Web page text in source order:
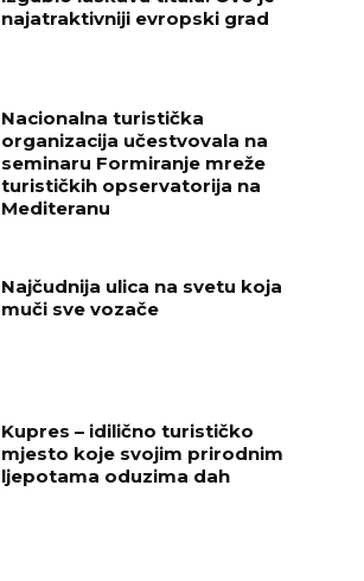
najatraktivniji evropski grad
Nacionalna turistička
organizacija učestvovala na
seminaru Formiranje mreže
turističkih opservatorija na
Mediteranu
Najčudnija ulica na svetu koja
muči sve vozače
Kupres – idilično turističko
mjesto koje svojim prirodnim
ljepotama oduzima dah